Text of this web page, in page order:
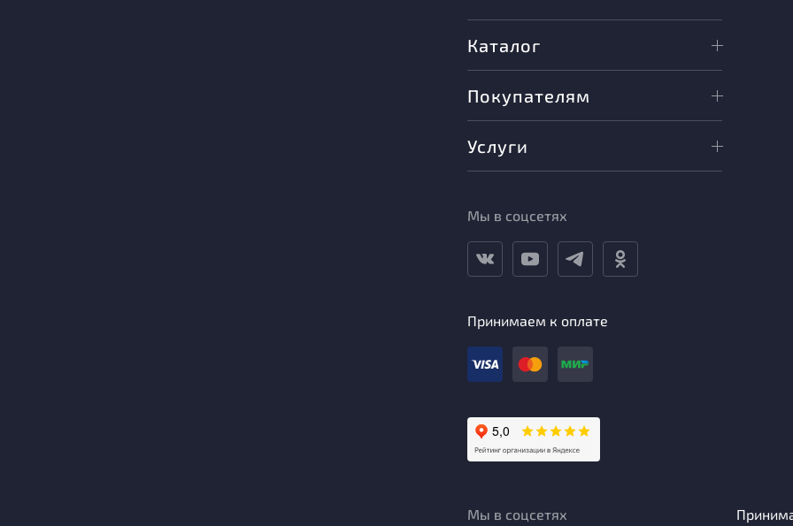
Каталог
Покупателям
Услуги
Мы в соцсетях
Принимаем к оплате
Мы в соцсетях